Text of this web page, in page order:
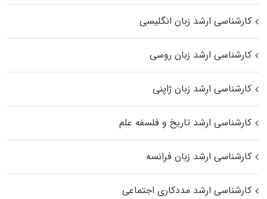
کارشناسی ارشد زبان انگلیسی
کارشناسی ارشد زبان روسی
کارشناسی ارشد زبان ژاپنی
کارشناسی ارشد تاریخ و فلسفه علم
کارشناسی ارشد زبان فرانسه
کارشناسی ارشد مددکاری اجتماعی